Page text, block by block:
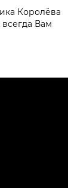
Королёва
всегда Вам